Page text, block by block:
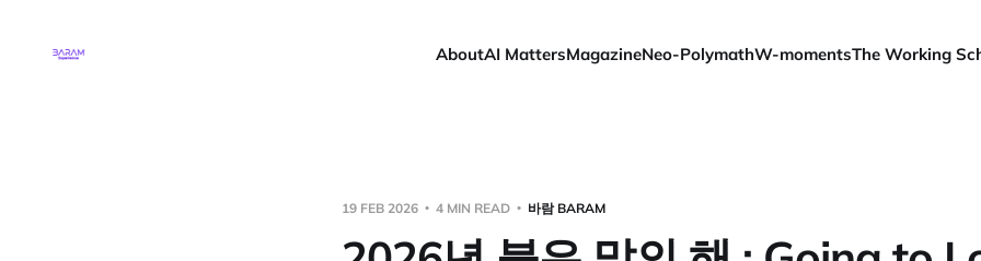
AboutAI MattersMagazineNeo-PolymathW-momentsThe Working
19 FEB 2026 4 MIN READ 바람 BARAM